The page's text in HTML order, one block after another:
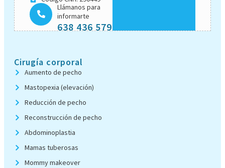
Llámanos para
informarte
638 436 579
Cirugía corporal
Aumento de pecho
Mastopexia (elevación)
Reducción de pecho
Reconstrucción de pecho
Abdominoplastia
Mamas tuberosas
Mommy makeover